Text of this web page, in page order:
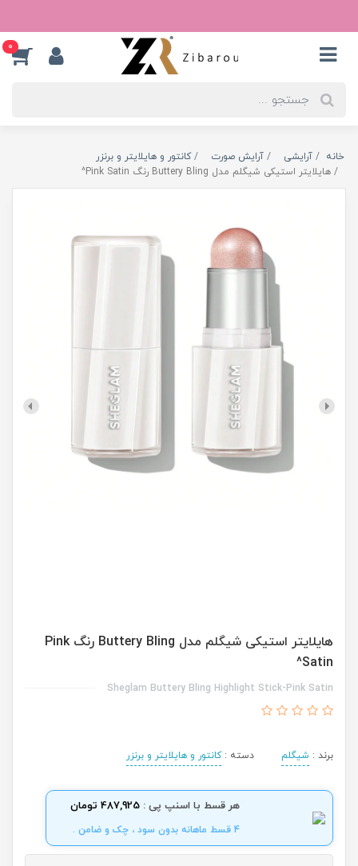
0
خانه آرایشی آرایش صورت
کانتور و هایلایتر و برنزر
هایلایتر استیکی شیگلم مدل Buttery Bling رنگ Pink Satin^
هایلایتر استیکی شیگلم مدل Buttery Bling رنگ Pink
Satin^
Sheglam Buttery Bling Highlight Stick-Pink Satin
برند : شیگلم دسته :کانتور و هایلایتر و برنزر
هر قسط با اسنپ پی : 487,925 تومان
4 قسط ماهانه بدون سود ، چک و ضامن .